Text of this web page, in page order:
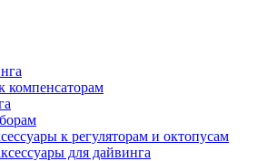
компенсаторам
к регуляторам и октопусам
для дайвинга